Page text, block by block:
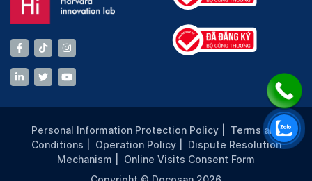
Personal Information Protection Policy
Terms and
Conditions
Operation Policy
Dispute Resolution
Mechanism
Online Visits Consent Form